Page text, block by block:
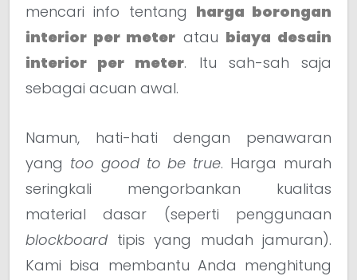
mencari info tentang harga borongan
interior per meter atau biaya desain
interior per meter. Itu sah-sah saja
sebagai acuan awal.
Namun, hati-hati dengan penawaran
yang too good to be true. Harga murah
seringkali mengorbankan kualitas
material dasar (seperti penggunaan
blockboard tipis yang mudah jamuran).
Kami bisa membantu Anda menghitung